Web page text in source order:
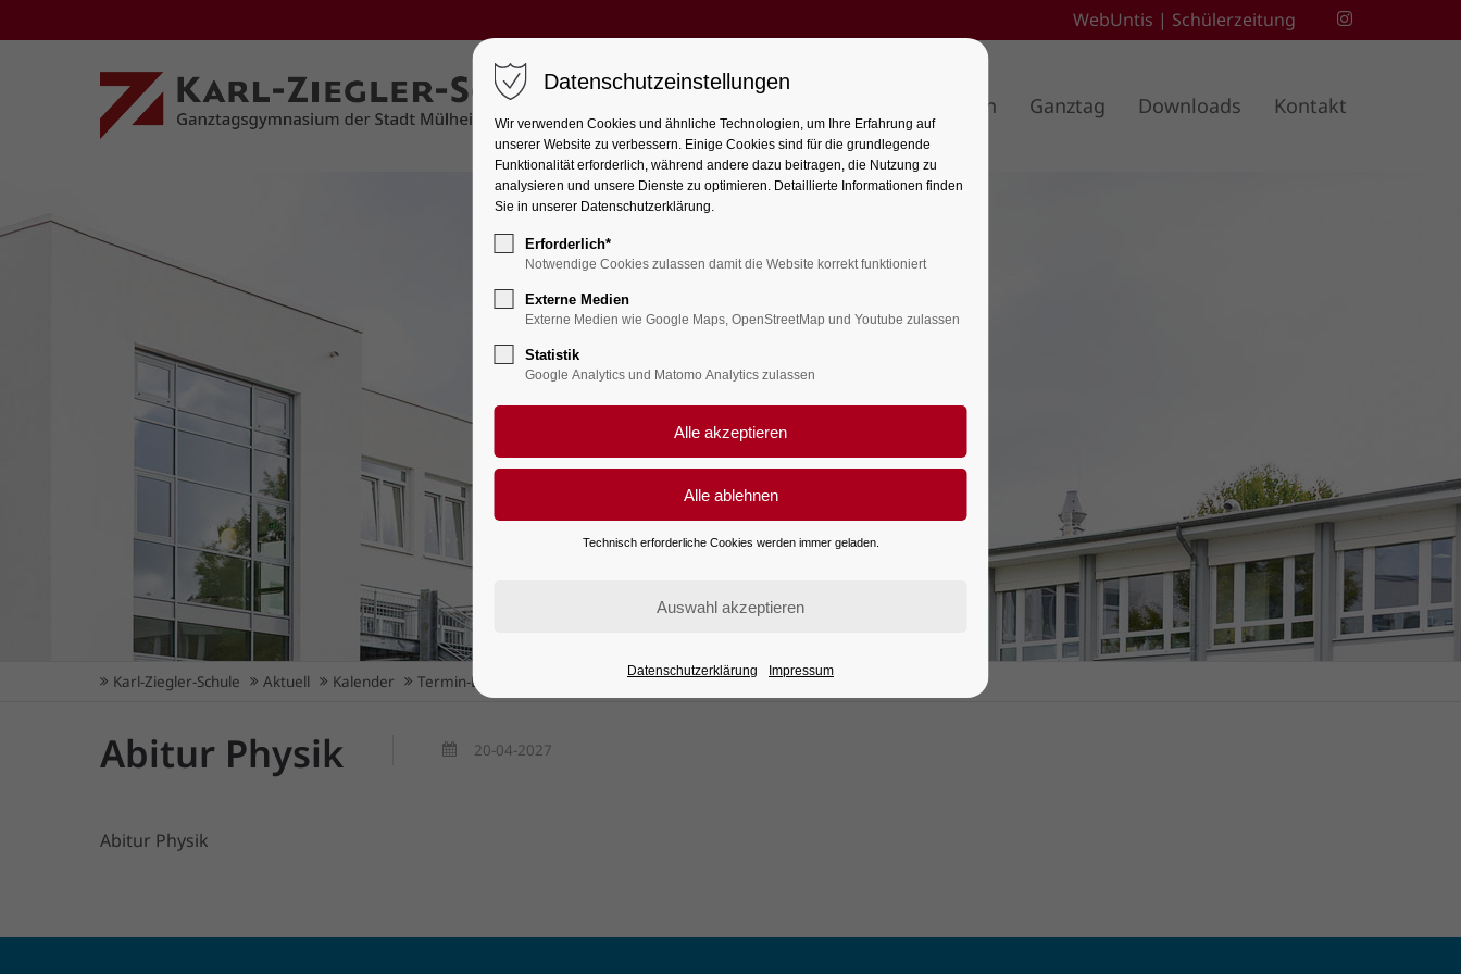
WebUntis | Schülerzeitung
Leben Ganztag Downloads Kontakt
Karl-Ziegler-Schule Aktuell Kalender Termin-Details
Abitur Physik 20-04-2027
Abitur Physik
Datenschutzeinstellungen
Wir verwenden Cookies und ähnliche Technologien, um Ihre Erfahrung auf
unserer Website zu verbessern. Einige Cookies sind für die grundlegende
Funktionalität erforderlich, während andere dazu beitragen, die Nutzung zu
analysieren und unsere Dienste zu optimieren. Detaillierte Informationen finden
Sie in unserer Datenschutzerklärung.
Erforderlich*
Notwendige Cookies zulassen damit die Website korrekt funktioniert
Externe Medien
Externe Medien wie Google Maps, OpenStreetMap und Youtube zulassen
Statistik
Google Analytics und Matomo Analytics zulassen
Technisch erforderliche Cookies werden immer geladen.
Datenschutzerklärung Impressum